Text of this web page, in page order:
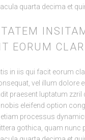
quarta decima et
EORUM
in iis qui facit eorum
vel illum dolore
praesent luptatum zzril
eleifend option
processus
gothica, quam nunc